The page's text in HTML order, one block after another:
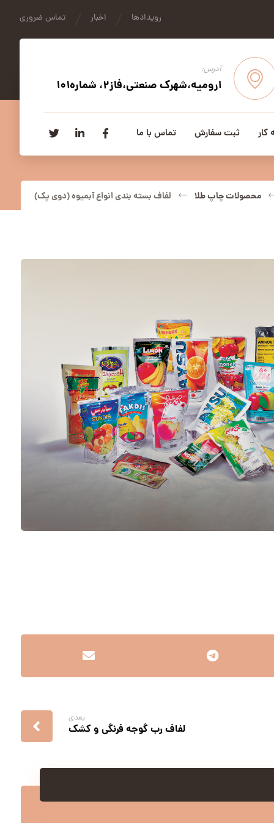
تماس ضروری اخبار رویدادها
آدرس:
ارومیه،شهرک صنعتی،فاز2، شماره101
کار ثبت سفارش تماس با ما
محصولات چاپ طلا لفاف بسته بندی انواع آبمیوه (دوی پک)
بعدی
لفاف رب گوجه فرنگی و کشک